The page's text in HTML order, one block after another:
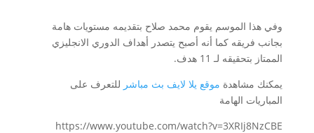
وفي هذا الموسم يقوم محمد صلاح بتقديمه مستويات هامة
بجانب فريقه كما أنه أصبح يتصدر أهداف الدوري الانجليزي
الممتاز بتحقيقه لـ 11 هدف.
يمكنك مشاهدة موقع يلا لايف بث مباشر للتعرف على
المباريات الهامة
https://www.youtube.com/watch?v=3XRIj8NzCBE